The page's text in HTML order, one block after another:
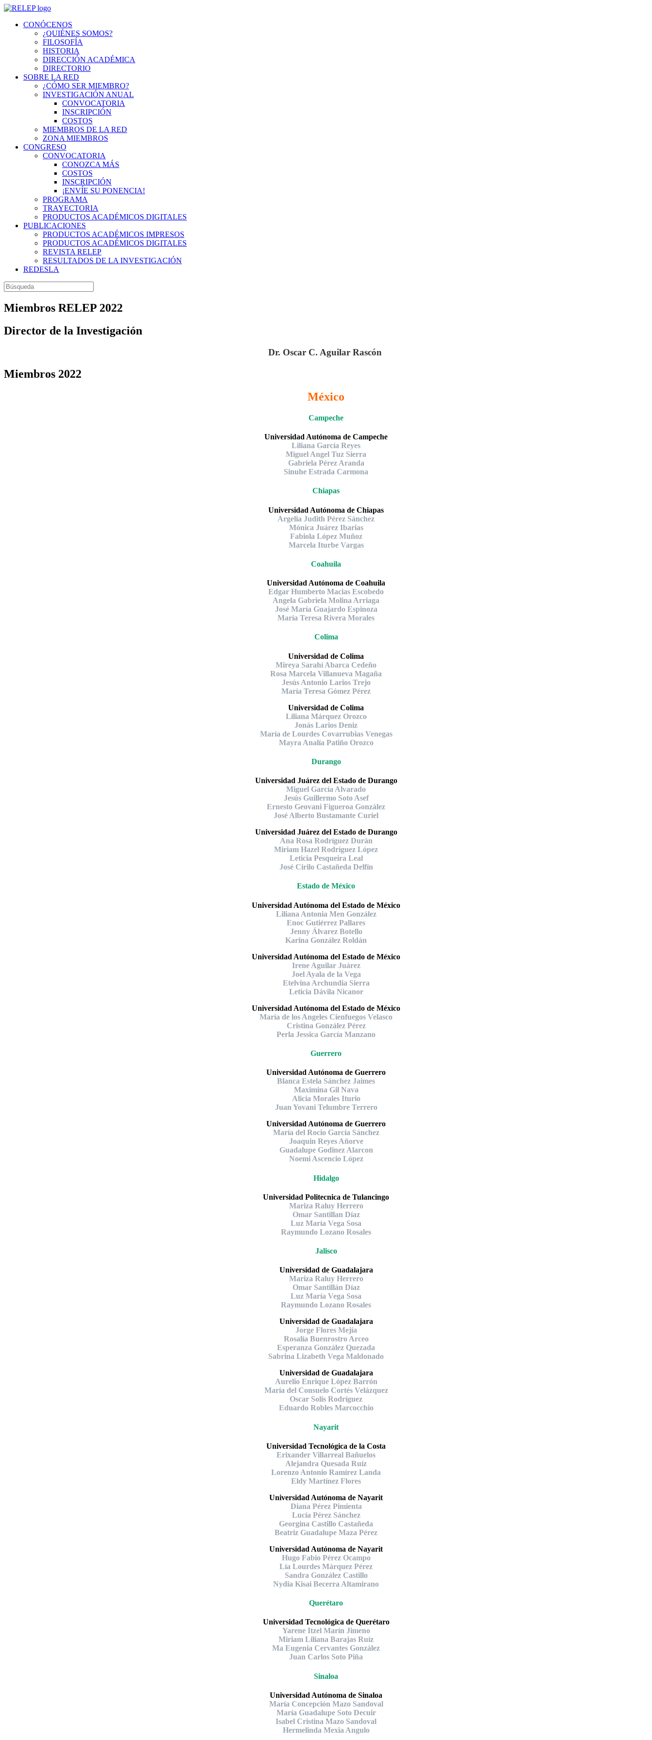
Saltar
contenidoCONÓCENOS
¿QUIÉNES SOMOS?
FILOSOFÍA
HISTORIA
DIRECCIÓN ACADÉMICA
DIRECTORIO
SOBRE LA RED
¿CÓMO SER MIEMBRO?
INVESTIGACIÓN ANUAL
CONVOCATORIA
INSCRIPCIÓN
COSTOS
MIEMBROS DE LA RED
ZONA MIEMBROS
CONGRESO
CONVOCATORIA
CONOZCA MÁS
COSTOS
INSCRIPCIÓN
¡ENVÍE SU PONENCIA!
PROGRAMA
TRAYECTORIA
PRODUCTOS ACADÉMICOS DIGITALES
PUBLICACIONES
PRODUCTOS ACADÉMICOS IMPRESOS
PRODUCTOS ACADÉMICOS DIGITALES
REVISTA RELEP
RESULTADOS DE LA INVESTIGACIÓN
REDESLA
Buscar:
Miembros RELEP 2022
Director de la Investigación
Dr. Oscar C. Aguilar Rascón
Miembros 2022
México
Campeche
Universidad Autónoma de Campeche
Liliana García Reyes
Miguel Angel Tuz Sierra
Gabriela Pérez Aranda
Sinuhe Estrada Carmona
Chiapas
Universidad Autónoma de Chiapas
Argelia Judith Pérez Sánchez
Mónica Juárez Ibarias
Fabiola López Muñoz
Marcela Iturbe Vargas
Coahuila
Universidad Autónoma de Coahuila
Edgar Humberto Macias Escobedo
Angela Gabriela Molina Arriaga
José María Guajardo Espinoza
María Teresa Rivera Morales
Colima
Universidad de Colima
Mireya Sarahí Abarca Cedeño
Rosa Marcela Villanueva Magaña
Jesús Antonio Larios Trejo
María Teresa Gómez Pérez
Universidad de Colima
Liliana Márquez Orozco
Jonás Larios Deniz
María de Lourdes Covarrubias Venegas
Mayra Analía Patiño Orozco
Durango
Universidad Juárez del Estado de Durango
Miguel García Alvarado
Jesús Guillermo Soto Asef
Ernesto Geovani Figueroa González
José Alberto Bustamante Curiel
Universidad Juárez del Estado de Durango
Ana Rosa Rodríguez Durán
Miriam Hazel Rodríguez López
Leticia Pesqueira Leal
José Cirilo Castañeda Delfín
Estado de México
Universidad Autónoma del Estado de México
Liliana Antonia Men González
Enoc Gutiérrez Pallares
Jenny Álvarez Botello
Karina González Roldán
Universidad Autónoma del Estado de México
Irene Aguilar Juárez
Joel Ayala de la Vega
Etelvina Archundia Sierra
Leticia Dávila Nicanor
Universidad Autónoma del Estado de México
María de los Angeles Cienfuegos Velasco
Cristina González Pérez
Perla Jessica García Manzano
Guerrero
Universidad Autónoma de Guerrero
Blanca Estela Sánchez Jaimes
Maximina Gil Nava
Alicia Morales Iturio
Juan Yovani Telumbre Terrero
Universidad Autónoma de Guerrero
María del Rocio García Sánchez
Joaquin Reyes Añorve
Guadalupe Godinez Alarcon
Noemi Ascencio López
Hidalgo
Universidad Politecnica de Tulancingo
Mariza Raluy Herrero
Omar Santillan Díaz
Luz María Vega Sosa
Raymundo Lozano Rosales
Jalisco
Universidad de Guadalajara
Mariza Raluy Herrero
Omar Santillán Díaz
Luz María Vega Sosa
Raymundo Lozano Rosales
Universidad de Guadalajara
Jorge Flores Mejía
Rosalía Buenrostro Arceo
Esperanza González Quezada
Sabrina Lizabeth Vega Maldonado
Universidad de Guadalajara
Aurelio Enrique López Barrón
María del Consuelo Cortés Velázquez
Oscar Solís Rodríguez
Eduardo Robles Marcocchio
Nayarit
Universidad Tecnológica de la Costa
Erixander Villarreal Bañuelos
Alejandra Quesada Ruíz
Lorenzo Antonio Ramírez Landa
Eldy Martínez Flores
Universidad Autónoma de Nayarit
Diana Pérez Pimienta
Lucía Pérez Sánchez
Georgina Castillo Castañeda
Beatriz Guadalupe Maza Pérez
Universidad Autónoma de Nayarit
Hugo Fabio Pérez Ocampo
Lía Lourdes Márquez Pérez
Sandra González Castillo
Nydia Kisai Becerra Altamirano
Querétaro
Universidad Tecnológica de Querétaro
Yarene Itzel Marín Jimeno
Miriam Liliana Barajas Ruíz
Ma Eugenia Cervantes González
Juan Carlos Soto Piña
Sinaloa
Universidad Autónoma de Sinaloa
María Concepción Mazo Sandoval
María Guadalupe Soto Decuir
Isabel Cristina Mazo Sandoval
Hermelinda Mexia Angulo